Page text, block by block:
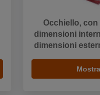
Occhiello, con
dimensioni
dimensioni
Mostra